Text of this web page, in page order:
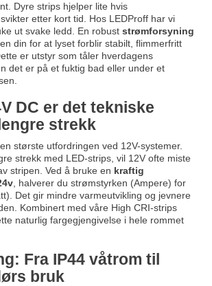
Dyre strips hjelper lite hvis
etter kort tid. Hos LEDProff har vi
ut svake ledd. En robust strømforsyning
din for at lyset forblir stabilt, flimmerfritt
er utstyr som tåler hverdagens
det er på et fuktig bad eller under et
DC er det tekniske
strekk
største utfordringen ved 12V-systemer.
strekk med LED-strips, vil 12V ofte miste
stripen. Ved å bruke en kraftig
, halverer du strømstyrken (Ampere) for
Det gir mindre varmeutvikling og jevnere
Kombinert med våre High CRI-strips
naturlig fargegjengivelse i hele rommet
Fra IP44 våtrom til
bruk